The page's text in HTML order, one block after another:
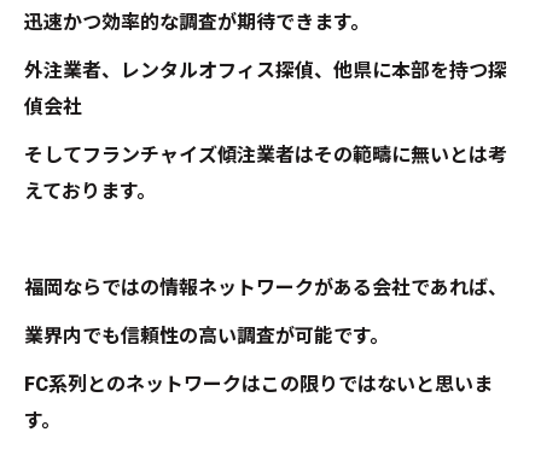
迅速かつ効率的な調査が期待できます。
外注業者、レンタルオフィス探偵、他県に本部を持つ探
偵会社
そしてフランチャイズ傾注業者はその範疇に無いとは考
えております。
福岡ならではの情報ネットワークがある会社であれば、
業界内でも信頼性の高い調査が可能です。
FC系列とのネットワークはこの限りではないと思いま
す。